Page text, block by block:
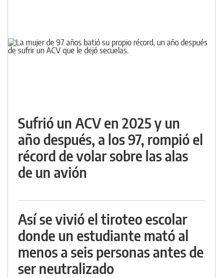
Sufrió un ACV en 2025 y un
año después, a los 97, rompió el
récord de volar sobre las alas
de un avión
Así se vivió el tiroteo escolar
donde un estudiante mató al
menos a seis personas antes de
ser neutralizado